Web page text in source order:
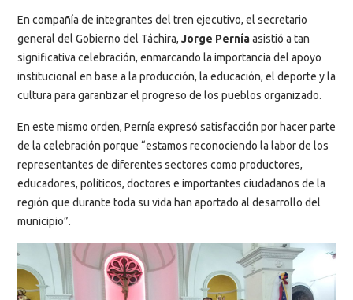
En compañía de integrantes del tren ejecutivo, el secretario
general del Gobierno del Táchira, Jorge Perníaasistió a tan
significativa celebración, enmarcando la importancia del apoyo
institucional en base a la producción, la educación, el deporte y la
cultura para garantizar el progreso de los pueblos organizado.
En este mismo orden, Pernía expresó satisfacción por hacer parte
de la celebración porque “estamos reconociendo la labor de los
representantes de diferentes sectores como productores,
educadores, políticos, doctores e importantes ciudadanos de la
región que durante toda su vida han aportado al desarrollo del
municipio”.